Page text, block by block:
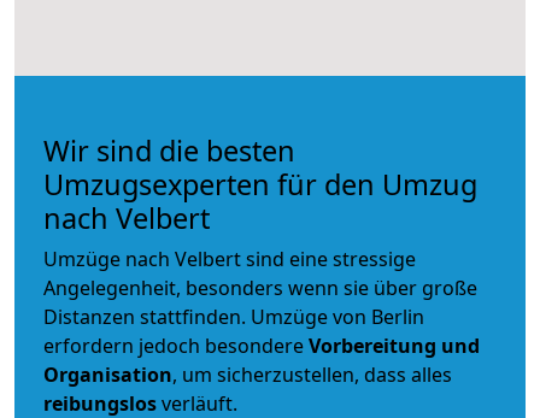
Wir sind die besten
Umzugsexperten für den Umzug
nach Velbert
Umzüge nach Velbert sind eine stressige
Angelegenheit, besonders wenn sie über große
Distanzen stattfinden. Umzüge von Berlin
erfordern jedoch besondereVorbereitung und
Organisation, um sicherzustellen, dass alles
reibungslosverläuft.